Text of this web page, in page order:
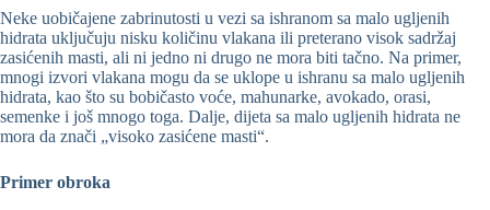
Neke uobičajene zabrinutosti u vezi sa ishranom sa malo ugljenih
hidrata uključuju nisku količinu vlakana ili preterano visok sadržaj
zasićenih masti, ali ni jedno ni drugo ne mora biti tačno. Na primer,
mnogi izvori vlakana mogu da se uklope u ishranu sa malo ugljenih
hidrata, kao što su bobičasto voće, mahunarke, avokado, orasi,
semenke i još mnogo toga. Dalje, dijeta sa malo ugljenih hidrata ne
mora da znači „visoko zasićene masti“.
Primer obroka